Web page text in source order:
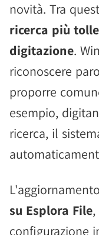
novità. Tra
ricerca più
digitazione.
riconoscere
proporre
esempio,
ricerca, il
su Esplora File
configurazione